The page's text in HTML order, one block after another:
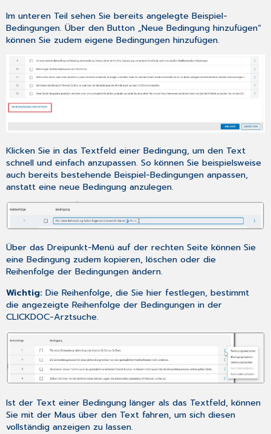
Im unteren Teil sehen Sie bereits angelegte Beispiel-
Bedingungen. Über den Button „Neue Bedingung hinzufügen“
können Sie zudem eigene Bedingungen hinzufügen.
Klicken Sie in das Textfeld einer Bedingung, um den Text
schnell und einfach anzupassen. So können Sie beispielsweise
auch bereits bestehende Beispiel-Bedingungen anpassen,
anstatt eine neue Bedingung anzulegen.
Über das Dreipunkt-Menü auf der rechten Seite können Sie
eine Bedingung zudem kopieren, löschen oder die
Reihenfolge der Bedingungen ändern.
Wichtig:Die Reihenfolge, die Sie hier festlegen, bestimmt
die angezeigte Reihenfolge der Bedingungen in der
CLICKDOC-Arztsuche.
Ist der Text einer Bedingung länger als das Textfeld, können
Sie mit der Maus über den Text fahren, um sich diesen
vollständig anzeigen zu lassen.